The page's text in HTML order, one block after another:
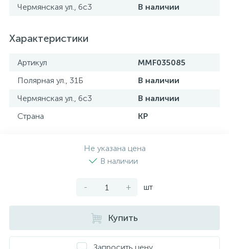
Чермянская ул., 6с3
В наличии
Характеристики
Артикул
MMF035085
Полярная ул., 31Б
В наличии
Чермянская ул., 6с3
В наличии
Страна
KP
Не указана цена
В наличии
- + шт
Купить
Запросить цену